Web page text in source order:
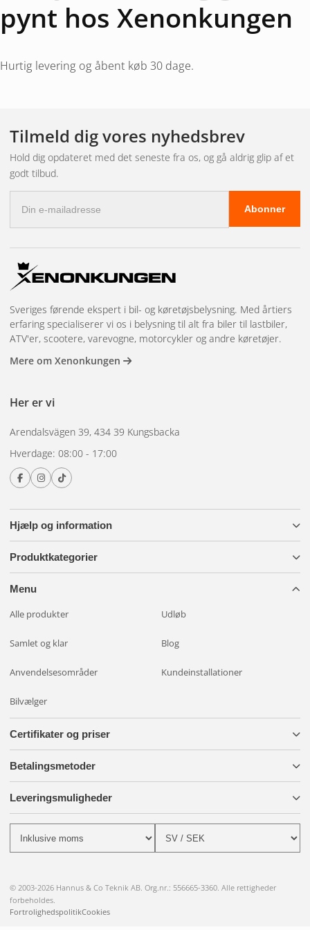
pynt hos Xenonkungen
Hurtig levering og åbent køb 30 dage.
Tilmeld dig vores nyhedsbrev
Hold dig opdateret med det seneste fra os, og gå aldrig glip af et
godt tilbud.
mail-
adresse
Abonner
Hjælp og information
Produktkategorier
Menu
Alle produkter Udløb
Samlet og klar Blog
Anvendelsesområder Kundeinstallationer
Bilvælger
Sveriges førende ekspert i bil- og køretøjsbelysning. Med årtiers
erfaring specialiserer vi os i belysning til alt fra biler til lastbiler,
ATV'er, scootere, varevogne, motorcykler og andre køretøjer.
Mere om Xenonkungen
Her er vi
Arendalsvägen 39, 434 39 Kungsbacka
Hverdage: 08:00 - 17:00
Certifikater og priser
Betalingsmetoder
Leveringsmuligheder
© 2003-2026 Hannus & Co Teknik AB. Org.nr.: 556665-3360. Alle rettigheder
forbeholdes.
FortrolighedspolitikCookies